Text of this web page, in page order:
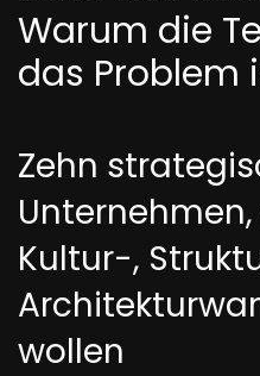
Warum die
das Problem
Zehn
Kultur-,
wollen